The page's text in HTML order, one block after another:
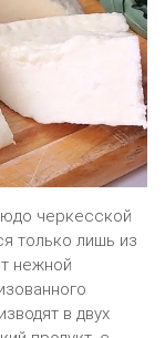
черкесской
только лишь из
нежной
в двух